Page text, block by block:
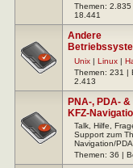
Themen: 2.835
18.441
Andere
Unix | Linux |
Themen: 231 |
2.413
PNA-, PDA- &
KFZ-
Talk, Hilfe,
Support zum
Navigation/PDA
Themen: 36 |